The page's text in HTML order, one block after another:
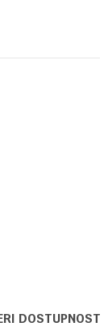
DOSTUPNOST